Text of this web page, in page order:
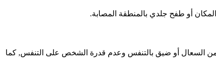
أو طفح جلدي بالمنطقة المصابة.
السعال أو ضيق بالتنفس وعدم قدرة الشخص على التنفس, كما